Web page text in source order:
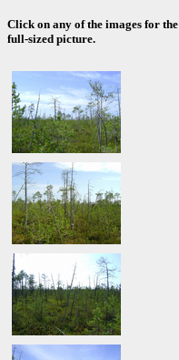
Click on any of the images for the
full-sized picture.